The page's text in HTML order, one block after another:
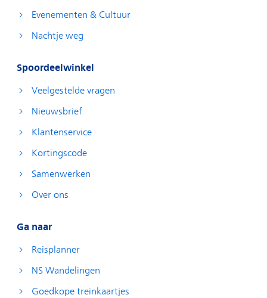
Evenementen & Cultuur
Nachtje weg
Spoordeelwinkel
Veelgestelde vragen
Nieuwsbrief
Klantenservice
Kortingscode
Samenwerken
Over ons
Ga naar
Reisplanner
NS Wandelingen
Goedkope treinkaartjes